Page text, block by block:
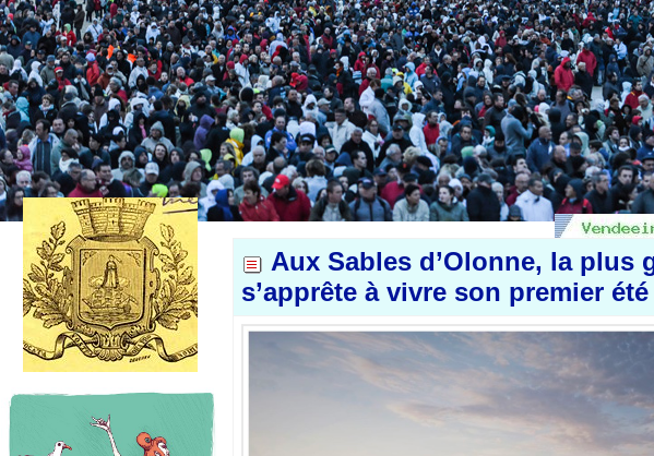
Aux Sables d’Olonne, la plus
s’apprête à vivre son premier été